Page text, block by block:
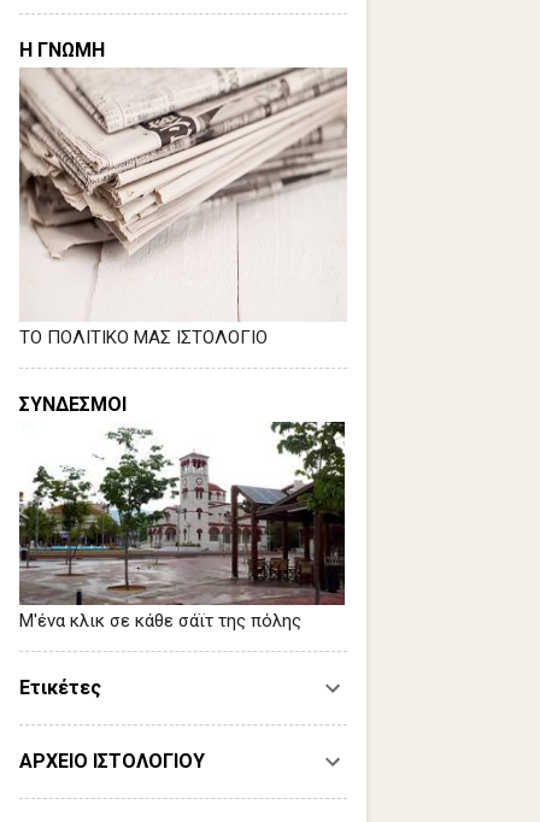
Η ΓΝΩΜΗ
ΤΟ ΠΟΛΙΤΙΚΟ ΜΑΣ ΙΣΤΟΛΟΓΙΟ
ΣΥΝΔΕΣΜΟΙ
Μ'ένα κλικ σε κάθε σάϊτ της πόλης
Ετικέτες
ΑΡΧΕΙΟ ΙΣΤΟΛΟΓΙΟΥ